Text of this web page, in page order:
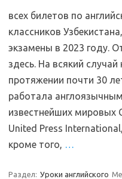
всех билетов по
классников
экзамены в 2023 году.
здесь. На всякий
протяжении почти 30
работала
известнейших мировых
United Press
кроме того, …
Раздел: Уроки английского